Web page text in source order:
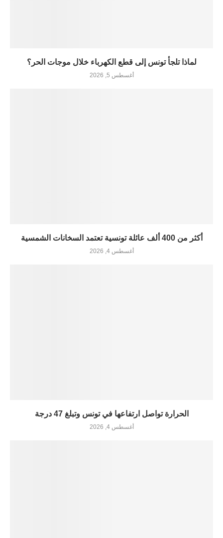
لماذا تلجأ تونس إلى قطع الكهرباء خلال موجات الحر؟
أغسطس 5, 2026
أكثر من 400 ألف عائلة تونسية تعتمد السخانات الشمسية
أغسطس 4, 2026
الحرارة تواصل ارتفاعها في تونس وتبلغ 47 درجة
أغسطس 4, 2026